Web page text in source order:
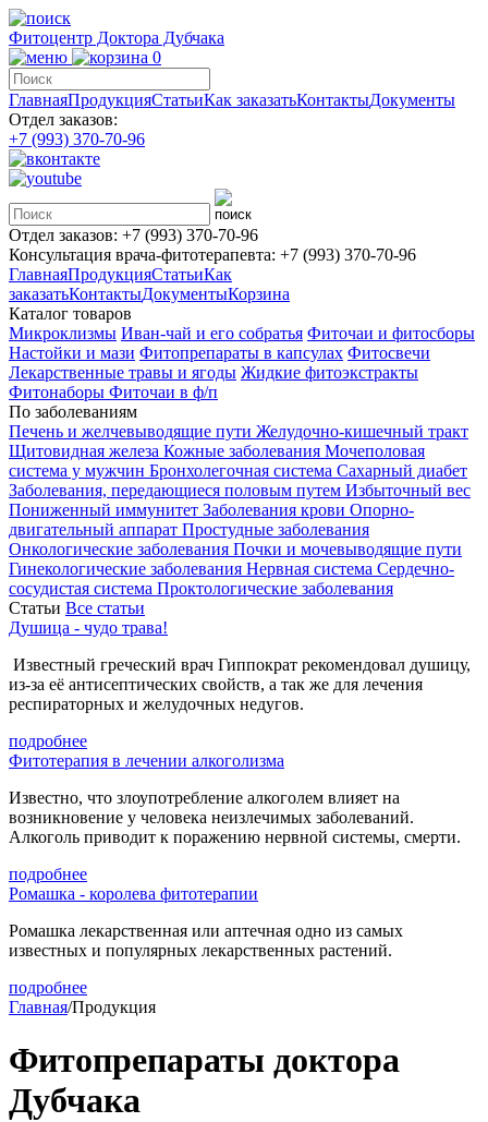
Фитоцентр Доктора Дубчака
0
ГлавнаяПродукцияСтатьиКак заказатьКонтактыДокументы
Отдел заказов:
+7 (993) 370-70-96
Отдел заказов: +7 (993) 370-70-96
Консультация врача-фитотерапевта: +7 (993) 370-70-96
ГлавнаяПродукцияСтатьиКак
заказатьКонтактыДокументыКорзина
Каталог товаров
Микроклизмы Иван-чай и его собратья Фиточаи и фитосборы
Настойки и мази Фитопрепараты в капсулах Фитосвечи
Лекарственные травы и ягоды Жидкие фитоэкстракты
Фитонаборы Фиточаи в ф/п
По заболеваниям
Печень и желчевыводящие пути Желудочно-кишечный тракт
Щитовидная железа Кожные заболевания Мочеполовая
система у мужчин Бронхолегочная система Сахарный диабет
Заболевания, передающиеся половым путем Избыточный вес
Пониженный иммунитет Заболевания крови Опорно-
двигательный аппарат Простудные заболевания
Онкологические заболевания Почки и мочевыводящие пути
Гинекологические заболевания Нервная система Сердечно-
сосудистая система Проктологические заболевания
Статьи Все статьи
Душица - чудо трава!
Известный греческий врач Гиппократ рекомендовал душицу,
из-за её антисептических свойств, а так же для лечения
респираторных и желудочных недугов.
подробнее
Фитотерапия в лечении алкоголизма
Известно, что злоупотребление алкоголем влияет на
возникновение у человека неизлечимых заболеваний.
Алкоголь приводит к поражению нервной системы, смерти.
подробнее
Ромашка - королева фитотерапии
Ромашка лекарственная или аптечная одно из самых
известных и популярных лекарственных растений.
подробнее
Главная/Продукция
Фитопрепараты доктора
Дубчака